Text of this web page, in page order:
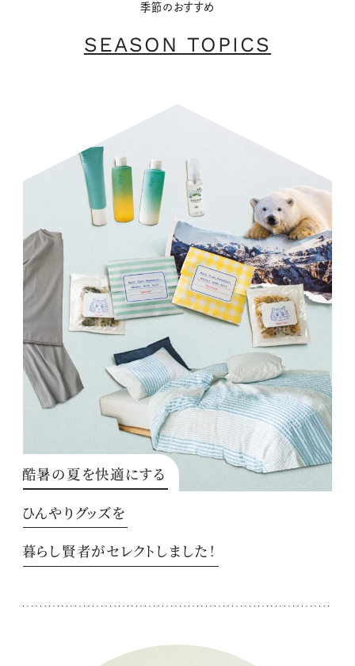
季節のおすすめ
SEASON TOPICS
酷暑の夏を快適にする
ひんやりグッズを
暮らし賢者がセレクトしました！